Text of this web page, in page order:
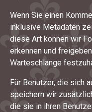
Wenn Sie einen
inklusive Metadaten
diese Art können wir
erkennen und
Warteschlange
Für Benutzer, die sich
speichern wir
die sie in ihren